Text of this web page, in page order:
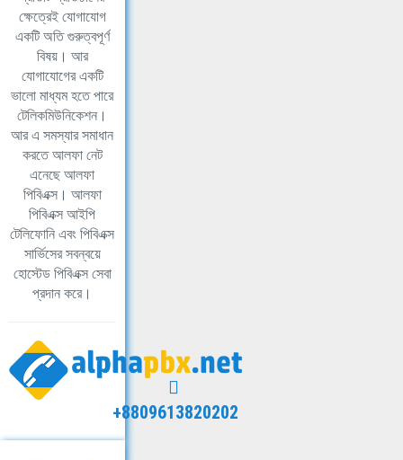
ক্ষেত্রেই যোগাযোগ
একটি অতি গুরুত্বপূর্ণ
বিষয়। আর
যোগাযোগের একটি
ভালো মাধ্যম হতে পারে
টেলিকমিউনিকেশন।
আর এ সমস্যার সমাধান
করতে আলফা নেট
এনেছে আলফা
পিবিএক্স। আলফা
পিবিএক্স আইপি
টেলিফোনি এবং পিবিএক্স
সার্ভিসের সবন্বয়ে
হোস্টেড পিবিএক্স সেবা
প্রদান করে।
+8809613820202